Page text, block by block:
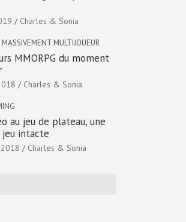
Charles & Sonia
MASSIVEMENT MULTIJOUEUR
MMORPG du moment
Charles & Sonia
au jeu de plateau, une
jeu intacte
Charles & Sonia